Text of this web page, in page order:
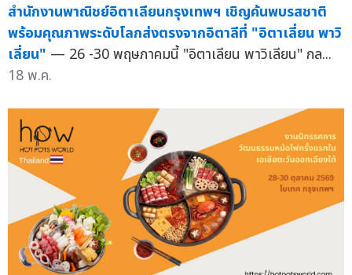
สำนักงานพาณิชย์อิตาเลียนกรุงเทพฯ เชิญค้นพบรสชาติ
พร้อมคุณภาพระดับโลกส่งตรงจากอิตาลีที่ "อิตาเลี่ยน พาวิ
เลี่ยน" — 26 -30 พฤษภาคมนี้ "อิตาเลียน พาวิเลียน" กล...
18 พ.ค.